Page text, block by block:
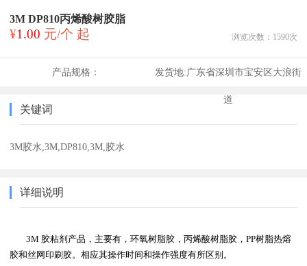
3M DP810丙烯酸树胶脂
¥1.00 元/个 起 浏览次数： 1590次
产品规格： 发货地:广东省深圳市宝安区大浪街
道
关键词
3M胶水,3M,DP810,3M,胶水
详细说明
3M 胶粘剂产品，主要有，环氧树脂胶，丙烯酸树脂胶，PP树脂热熔
胶和丝网印刷胶。相应其操作时间和操作强度有所区别。